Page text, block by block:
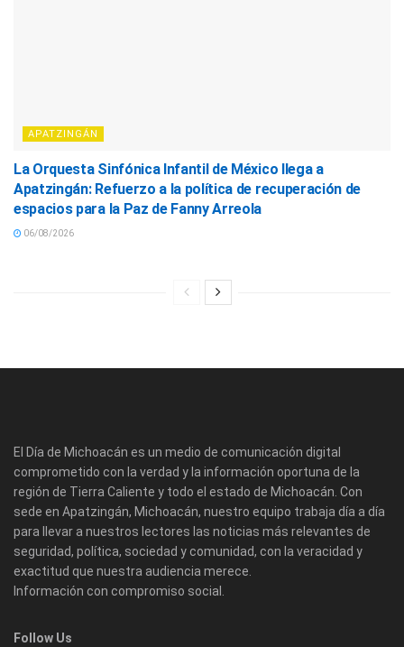
APATZINGÁN
La Orquesta Sinfónica Infantil de México llega a
Apatzingán: Refuerzo a la política de recuperación de
espacios para la Paz de Fanny Arreola
06/08/2026
El Día de Michoacán es un medio de comunicación digital
comprometido con la verdad y la información oportuna de la
región de Tierra Caliente y todo el estado de Michoacán. Con
sede en Apatzingán, Michoacán, nuestro equipo trabaja día a día
para llevar a nuestros lectores las noticias más relevantes de
seguridad, política, sociedad y comunidad, con la veracidad y
exactitud que nuestra audiencia merece.
Información con compromiso social.
Follow Us